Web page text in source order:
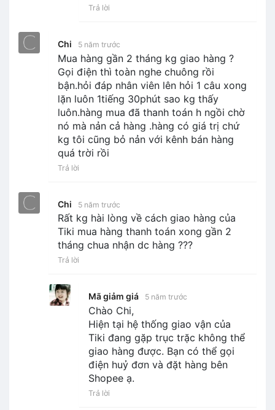
Trả lời
Chi 5 năm trước
Mua hàng gần 2 tháng kg giao hàng ?
Gọi điện thì toàn nghe chuông rồi
bận.hỏi đáp nhân viên lên hỏi 1 câu xong
lặn luôn 1tiếng 30phút sao kg thấy
luôn.hàng mua đã thanh toán h ngồi chờ
nó mà nản cả hàng .hàng có giá trị chứ
kg tôi cũng bỏ nản với kênh bán hàng
quá trời rồi
Trả lời
Chi 5 năm trước
Rất kg hài lòng về cách giao hàng của
Tiki mua hàng thanh toán xong gần 2
tháng chua nhận dc hàng ???
Trả lời
Mã giảm giá 5 năm trước
Chào Chi,
Hiện tại hệ thống giao vận của
Tiki đang gặp trục trặc không thể
giao hàng được. Bạn có thể gọi
điện huỷ đơn và đặt hàng bên
Shopee ạ.
Trả lời